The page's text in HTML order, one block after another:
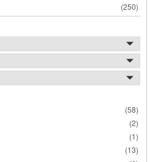
(250)
(58)
(2)
(1)
(13)